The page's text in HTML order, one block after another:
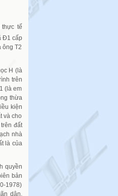
tế
Đ1 cấp
ông T2
H (là
trên
(là em
thừa
kiện
và cho
đất
nhà
là của
quyền
bản
1978)
dân,